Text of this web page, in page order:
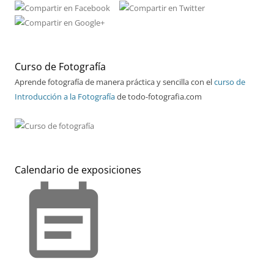
Curso de Fotografía
Aprende fotografía de manera práctica y sencilla con elcurso de
Introducción a la Fotografíade todo-fotografia.com
Calendario de exposiciones
event_note